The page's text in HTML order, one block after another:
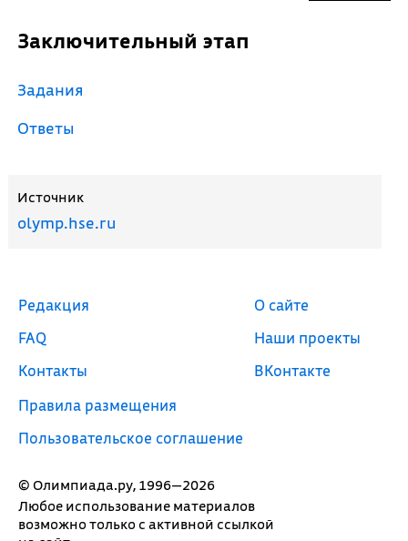
Заключительный этап
Задания
Ответы
Источник
olymp.hse.ru
© Олимпиада.ру, 1996—2026
Любое использование материалов
возможно только с активной ссылкой
Редакция
FAQ
Контакты
Правила размещения
Пользовательское соглашение
О сайте
Наши проекты
ВКонтакте